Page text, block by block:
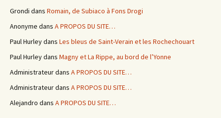
Grondi dans Romain, de Subiaco à Fons Drogi
Anonyme dans A PROPOS DU SITE…
Paul Hurleydans Les bleus de Saint-Verain et les Rochechouart
Paul Hurleydans Magny et La Rippe, au bord de l’Yonne
Administrateurdans A PROPOS DU SITE…
Administrateurdans A PROPOS DU SITE…
Alejandro dans A PROPOS DU SITE…